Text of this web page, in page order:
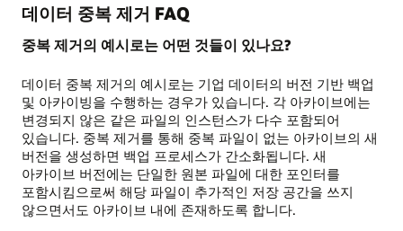
데이터 중복 제거 FAQ
중복 제거의 예시로는 어떤 것들이 있나요?
데이터 중복 제거의 예시로는 기업 데이터의 버전 기반 백업
및 아카이빙을 수행하는 경우가 있습니다. 각 아카이브에는
변경되지 않은 같은 파일의 인스턴스가 다수 포함되어
있습니다. 중복 제거를 통해 중복 파일이 없는 아카이브의 새
버전을 생성하면 백업 프로세스가 간소화됩니다. 새
아카이브 버전에는 단일한 원본 파일에 대한 포인터를
포함시킴으로써 해당 파일이 추가적인 저장 공간을 쓰지
않으면서도 아카이브 내에 존재하도록 합니다.